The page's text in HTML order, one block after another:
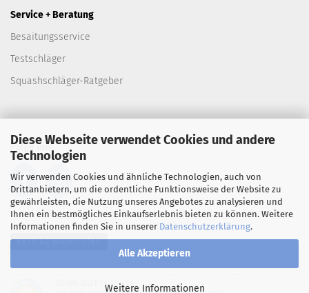
Diese Webseite verwendet Cookies und andere
Technologien
Wir verwenden Cookies und ähnliche Technologien, auch von
Drittanbietern, um die ordentliche Funktionsweise der Website zu
gewährleisten, die Nutzung unseres Angebotes zu analysieren und
Ihnen ein bestmögliches Einkaufserlebnis bieten zu können. Weitere
Informationen finden Sie in unserer Datenschutzerklärung.
Alle Akzeptieren
Weitere Informationen
Service + Beratung
Besaitungsservice
Testschläger
Squashschläger-Ratgeber
Folge uns
Vertrag widerrufen
(4.65 / 5)